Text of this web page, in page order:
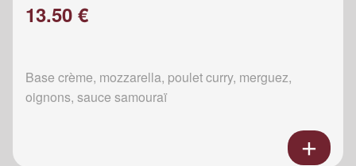
13.50 €
Base crème, mozzarella, poulet curry, merguez,
oignons, sauce samouraï